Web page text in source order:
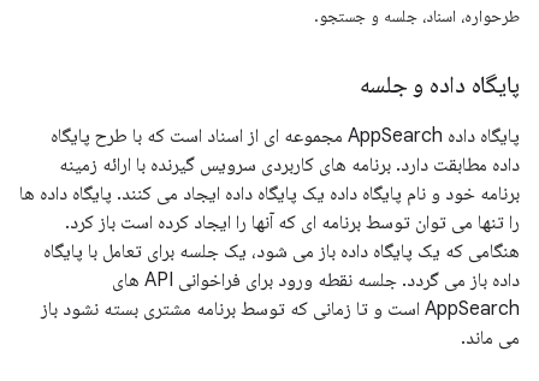
طرحواره، اسناد، جلسه و جستجو.
پایگاه داده و جلسه
پایگاه داده AppSearch مجموعه ای از اسناد است که با طرح پایگاه
داده مطابقت دارد. برنامه های کاربردی سرویس گیرنده با ارائه زمینه
برنامه خود و نام پایگاه داده یک پایگاه داده ایجاد می کنند. پایگاه داده ها
را تنها می توان توسط برنامه ای که آنها را ایجاد کرده است باز کرد.
هنگامی که یک پایگاه داده باز می شود، یک جلسه برای تعامل با پایگاه
داده باز می گردد. جلسه نقطه ورود برای فراخوانی API های
AppSearch است و تا زمانی که توسط برنامه مشتری بسته نشود باز
می ماند.